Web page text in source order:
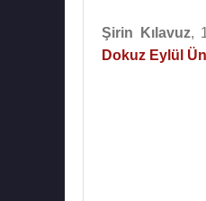
Şirin Kılavuz,
Dokuz Eylül